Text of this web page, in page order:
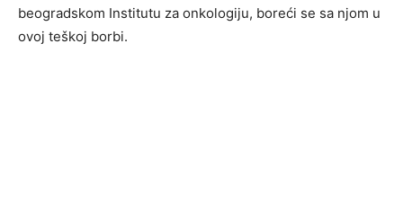
beogradskom Institutu za onkologiju, boreći se sa njom u
ovoj teškoj borbi.